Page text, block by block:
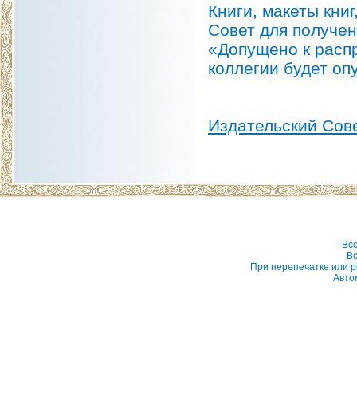
Книги, макеты
Совет для
«Допущено к
коллегии будет
Издательский
При перепечатке или